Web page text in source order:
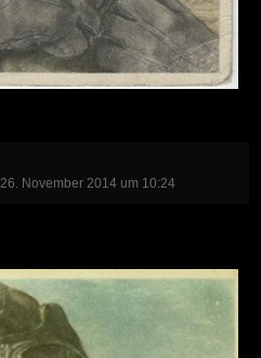
26. November 2014 um 10:24